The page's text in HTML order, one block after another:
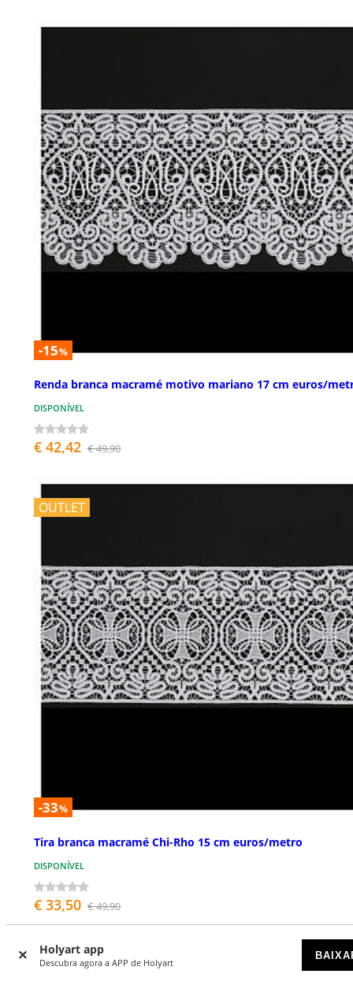
Holyart app
Descubra agora a APP de Holyart
-15%
Renda branca macramé motivo mariano 17 cm euros/
DISPONÍVEL
€ 42,42 € 49,90
OUTLET
-33%
Tira branca macramé Chi-Rho 15 cm euros/metro
DISPONÍVEL
€ 33,50 € 49,90